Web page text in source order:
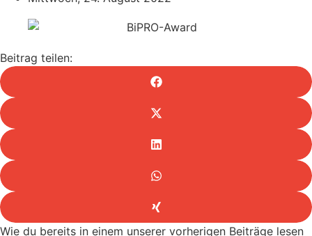
Beitrag teilen:
Wie du bereits in einem unserer vorherigen Beiträge lesen